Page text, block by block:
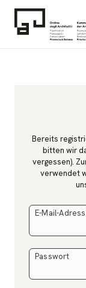
OAPPCBZ -
Zum Inhalt
Bereits
bitten wir
vergessen).
verwendet
E-Mail-
Passwort